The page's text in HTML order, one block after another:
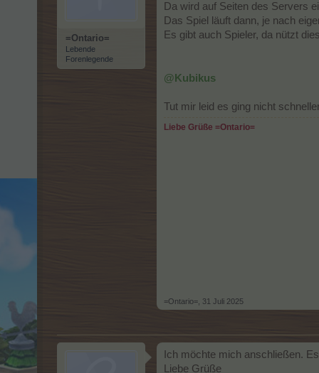
=Ontario=
Lebende
Forenlegende
Da wird auf Seiten des Servers
Das Spiel läuft dann, je nach
Es gibt auch Spieler, da nützt
@Kubikus
Tut mir leid es ging nicht
Liebe Grüße =Ontario=
=Ontario= 31 Juli 2025
Ich möchte mich anschließen.
Liebe Grüße